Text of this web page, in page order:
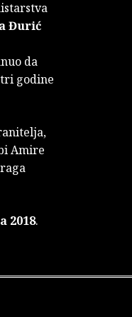
Đurić
da
godine
Amire
2018.